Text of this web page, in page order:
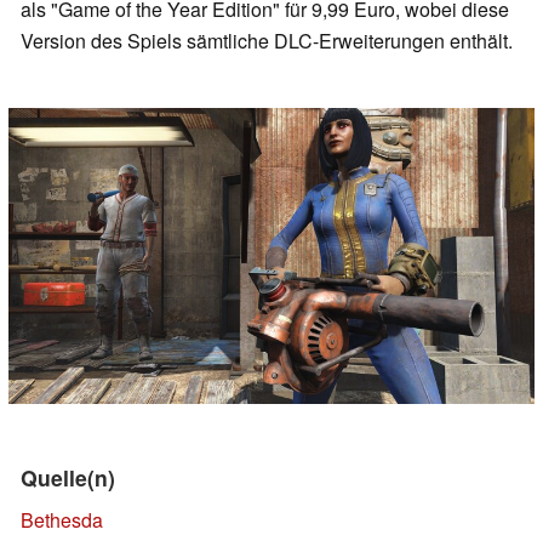
als "Game of the Year Edition" für 9,99 Euro, wobei diese
Version des Spiels sämtliche DLC-Erweiterungen enthält.
Quelle(n)
Bethesda